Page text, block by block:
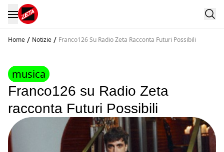
Home / Notizie / Franco126 Su Radio Zeta Racconta Futuri Possibili
musica
Franco126 su Radio Zeta
racconta Futuri Possibili